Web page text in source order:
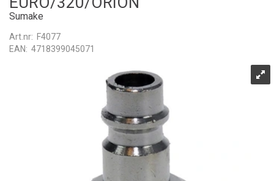
Sumake
Art.nr: F4077
EAN: 4718399045071